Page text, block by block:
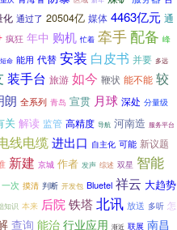
化 通过了 20504亿 媒体 4463亿元 通
疯狂 年中 购机 忙着 牵手配备 峰
短命 能用 代替 安装 白皮书 并要 多远
装手台 旅游 如今 鞭状 能不能 较
朗 全系列 青岛 宣贯 月球 深处 分量级
关 解读 监管 高精度 导航 河南造 服务平台
线电缆进出口 自主化 可能 新议题
新建 京城 作者 发声 综述 双星 智能
一次 摸清 判断 开发包 Bluetel 祥云 大趋势
知识 本来 后院 铁塔北讯 放送 多听 怎
查询 能治 行业应用 渐近 联展 南昌